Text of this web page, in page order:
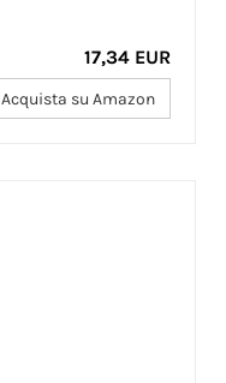
17,34 EUR
Acquista su Amazon